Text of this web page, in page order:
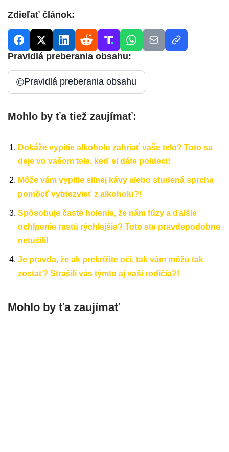
Zdieľať článok:
Pravidlá preberania obsahu:
©Pravidlá preberania obsahu
Mohlo by ťa tiež zaujímať:
Dokáže vypitie alkoholu zahriať vaše telo? Toto sa
deje vo vašom tele, keď si dáte poldeci!
Môže vám vypitie silnej kávy alebo studená sprcha
pomôcť vytriezvieť z alkoholu?!
Spôsobuje časté holenie, že nám fúzy a ďalšie
ochlpenie rastú rýchlejšie? Toto ste pravdepodobne
netušili!
Je pravda, že ak prekrížite oči, tak vám môžu tak
zostať? Strašili vás týmto aj vaši rodičia?!
Mohlo by ťa zaujímať